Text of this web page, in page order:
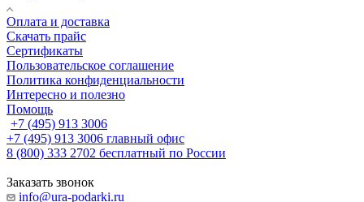
Оплата и доставка
Скачать прайс
Сертификаты
Пользовательское соглашение
Политика конфиденциальности
Интересно и полезно
Помощь
+7 (495) 913 3006
+7 (495) 913 3006 главный офис
8 (800) 333 2702 бесплатный по России
Заказать звонок
info@ura-podarki.ru